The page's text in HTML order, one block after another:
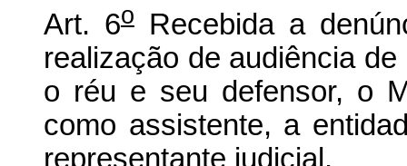
Art. 6oRecebida a
realização de audiência
o réu e seu defensor, o
como assistente, a
representante judicial.